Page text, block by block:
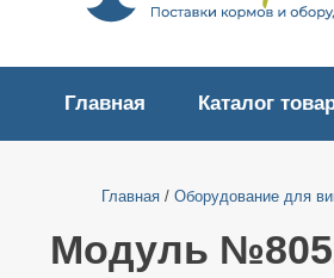
Главная Каталог
Главная / Оборудование для
Модуль